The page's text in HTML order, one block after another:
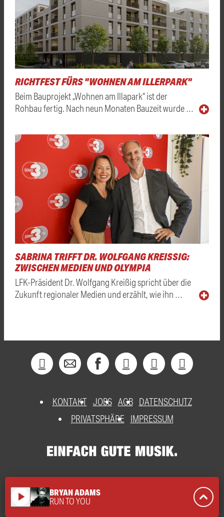
RICHTFEST FÜRS "WOHNEN AM ILLERPARK"
Beim Bauprojekt „Wohnen am Illapark“ ist der
Rohbau fertig. Nach neun Monaten Bauzeit wurde …
SABRINA TRIFFT DR. WOLFGANG KREISSIG: Z
WISCHEN MEDIEN UND OLYMPIA
LFK-Präsident Dr. Wolfgang Kreißig spricht über die
Zukunft regionaler Medien und erzählt, wie ihn …
KONTAKT JOBS AGB DATENSCHUTZ
PRIVATSPHÄRE
IMPRESSUM
play_arrow BRYAN ADAMS
RUN TO YOU